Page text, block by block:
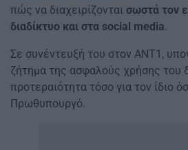
πώς να διαχειρίζονται σωστά τον
διαδίκτυο και στα social media.
Σε συνέντευξή του στον ΑΝΤ1,
ζήτημα της ασφαλούς χρήσης του
προτεραιότητα τόσο για τον ίδιο
Πρωθυπουργό.